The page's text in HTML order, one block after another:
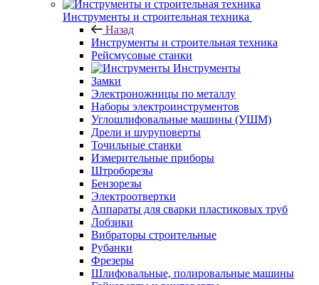
Инструменты и строительная техника
Назад
Инструменты и строительная техника
Рейсмусовые станки
Инструменты
Замки
Электроножницы по металлу
Наборы электроинструментов
Углошлифовальные машины (УШМ)
Дрели и шуруповерты
Точильные станки
Измерительные приборы
Штроборезы
Бензорезы
Электроотвертки
Аппараты для сварки пластиковых труб
Лобзики
Вибраторы строительные
Рубанки
Фрезеры
Шлифовальные, полировальные машины